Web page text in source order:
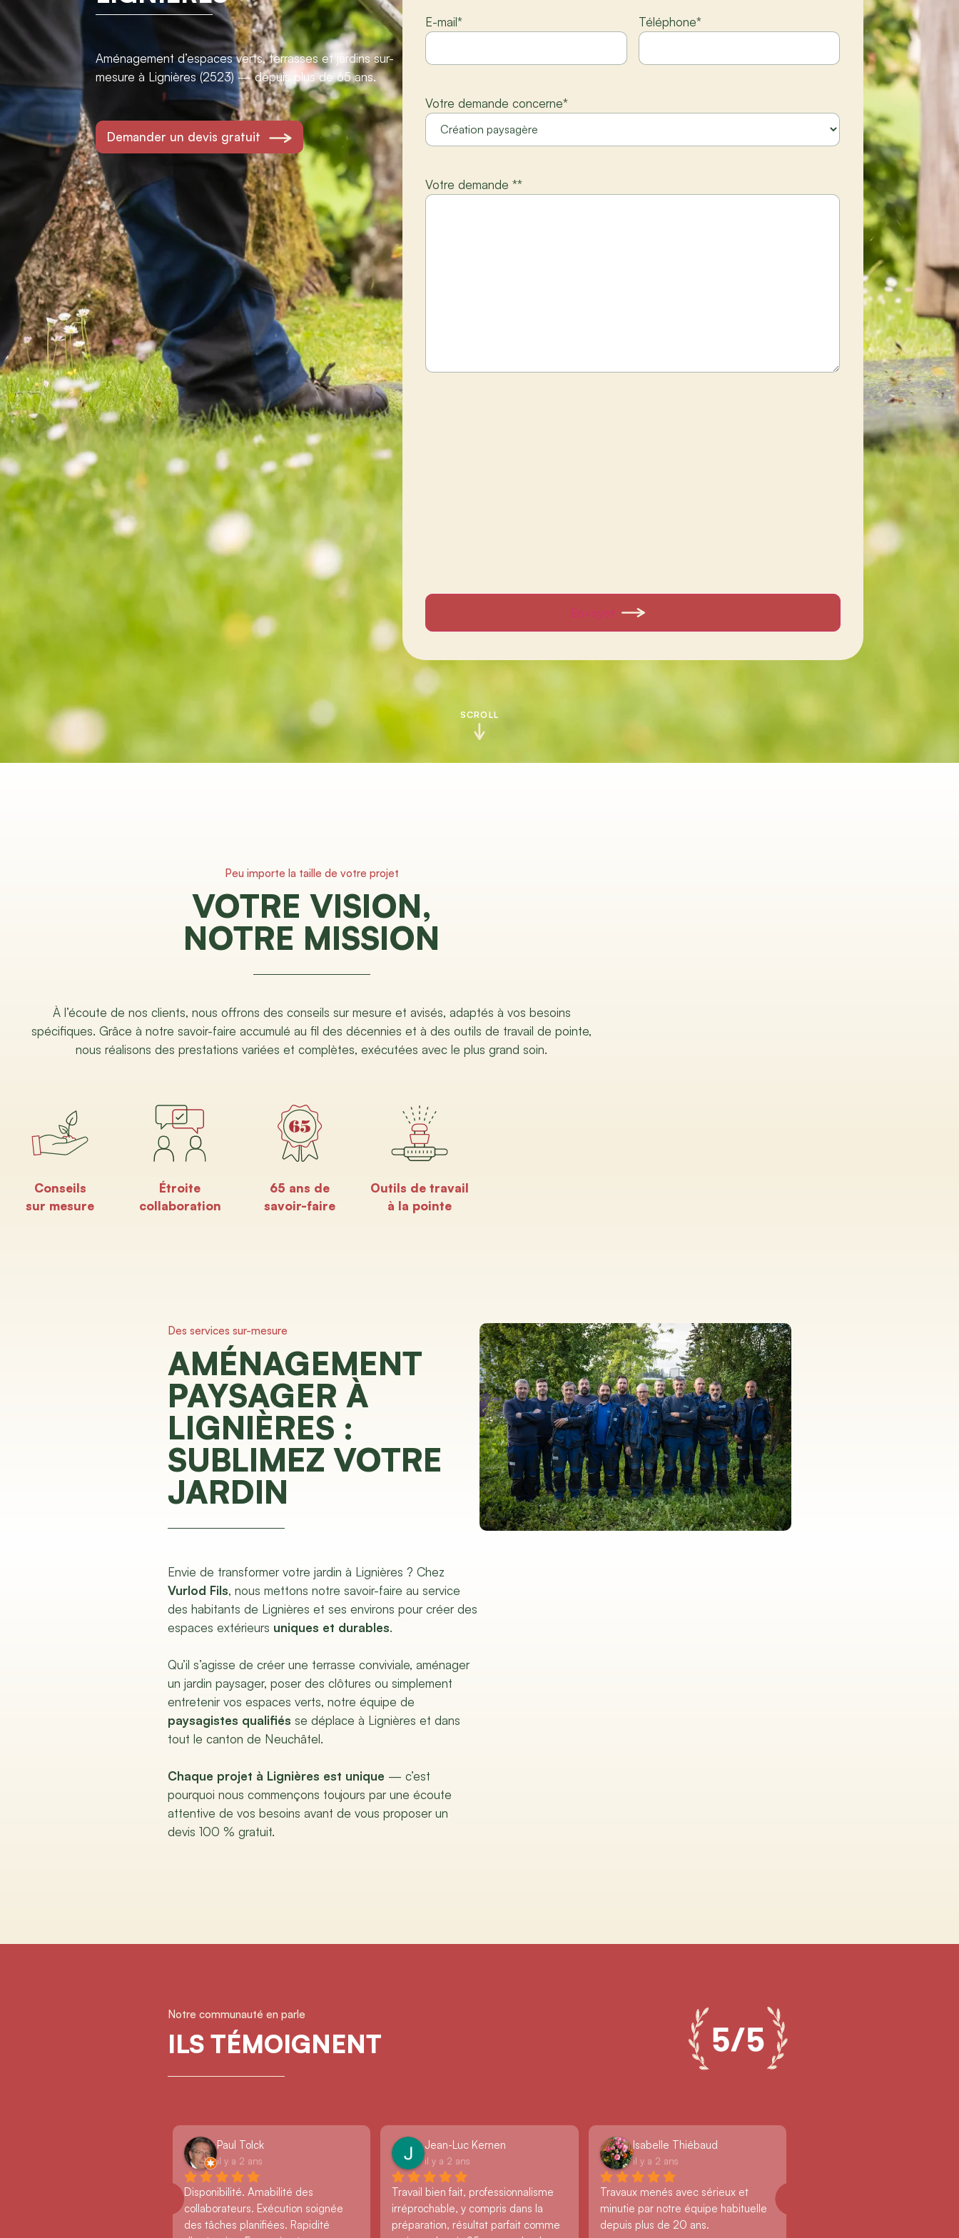
Aménagement d’espaces verts, terrasses et jardins sur-
mesure à Lignières (2523) — depuis plus de 65 ans.
Demander un devis gratuit
E-mail* Téléphone*
Votre demande concerne*
Votre demande **
Envoyer
SCROLL
Peu importe la taille de votre projet
VOTRE VISION,
NOTRE MISSION
À l’écoute de nos clients, nous offrons des conseils sur mesure et avisés, adaptés à vos besoins
spécifiques. Grâce à notre savoir-faire accumulé au fil des décennies et à des outils de travail de pointe,
nous réalisons des prestations variées et complètes, exécutées avec le plus grand soin.
Conseils
sur mesure
Étroite
collaboration
65 ans de
savoir-faire
Outils de travail
à la pointe
Des services sur-mesure
AMÉNAGEMENT
PAYSAGER À
LIGNIÈRES :
SUBLIMEZ VOTRE
JARDIN
Envie de transformer votre jardin à Lignières ? Chez
Vurlod Fils, nous mettons notre savoir-faire au service
des habitants de Lignières et ses environs pour créer des
espaces extérieurs uniques et durables.
Qu’il s’agisse de créer une terrasse conviviale, aménager
un jardin paysager, poser des clôtures ou simplement
entretenir vos espaces verts, notre équipe de
paysagistes qualifiés se déplace à Lignières et dans
tout le canton de Neuchâtel.
Chaque projet à Lignières est unique — c’est
pourquoi nous commençons toujours par une écoute
attentive de vos besoins avant de vous proposer un
devis 100 % gratuit.
Notre communauté en parle
ILS TÉMOIGNENT
Paul Tolck
il y a 2 ans
Disponibilité. Amabilité des
collaborateurs. Exécution soignée
des tâches planifiées. Rapidité
Jean-Luc Kernen
il y a 2 ans
Travail bien fait, professionnalisme
irréprochable, y compris dans la
préparation, résultat parfait comme
Isabelle Thiébaud
il y a 2 ans
Travaux menés avec sérieux et
minutie par notre équipe habituelle
depuis plus de 20 ans.